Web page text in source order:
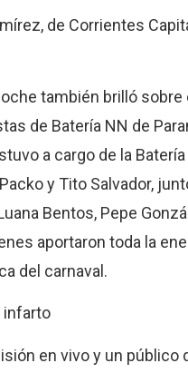
de Corrientes
también brilló sobre
de Batería NN de
a cargo de la
y Tito Salvador,
Bentos, Pepe
aportaron toda la
del carnaval.
infarto
en vivo y un público